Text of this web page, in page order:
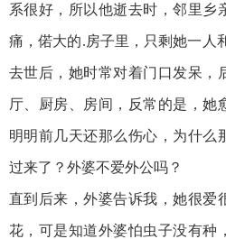
系很好，所以他逝去时，邻里乡
痛，偌大的.房子里，只剩她一人
去世后，她时常对着门口发呆，
厅、厨房、房间，反常的是，她
明明前几天还那么伤心，为什么
过来了？外婆不爱外公吗？
直到后来，外婆告诉我，她很爱
花，可是知道外婆怕虫子没有种